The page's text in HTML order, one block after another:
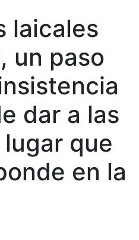
laicales
un paso
dar a las
que
en la